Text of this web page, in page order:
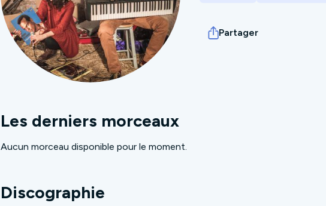
Partager
Les derniers morceaux
Aucun morceau disponible pour le moment.
Discographie